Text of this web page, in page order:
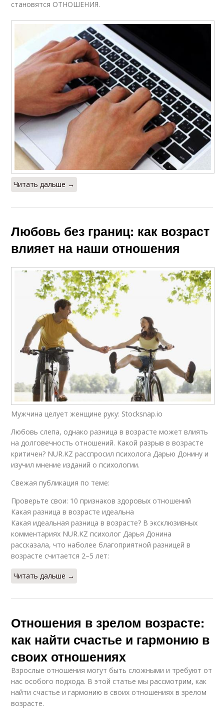
становятся ОТНОШЕНИЯ.
Читать дальше →
Любовь без границ: как возраст
влияет на наши отношения
Мужчина целует женщине руку: Stocksnap.io
Любовь слепа, однако разница в возрасте может влиять
на долговечность отношений. Какой разрыв в возрасте
критичен? NUR.KZ расспросил психолога Дарью Донину и
изучил мнение изданий о психологии.
Свежая публикация по теме:
Проверьте свои: 10 признаков здоровых отношений
Какая разница в возрасте идеальна
Какая идеальная разница в возрасте? В эксклюзивных
комментариях NUR.KZ психолог Дарья Донина
рассказала, что наболее благоприятной разницей в
возрасте считается 2–5 лет:
Читать дальше →
Отношения в зрелом возрасте:
как найти счастье и гармонию в
своих отношениях
Взрослые отношения могут быть сложными и требуют от
нас особого подхода. В этой статье мы рассмотрим, как
найти счастье и гармонию в своих отношениях в зрелом
возрасте.